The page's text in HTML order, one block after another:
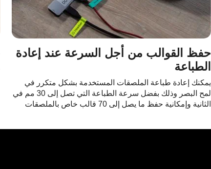
حفظ القوالب من أجل السرعة عند إعادة
الطباعة
يمكنك إعادة طباعة الملصقات المستخدمة بشكل متكرر في
لمح البصر وذلك بفضل سرعة الطباعة التي تصل إلى 30 مم في
الثانية وإمكانية حفظ ما يصل إلى 70 قالب خاص بالملصقات